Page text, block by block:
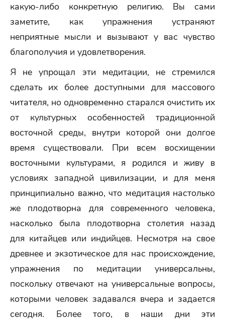
какую-либо конкретную религию. Вы сами
заметите, как упражнения устраняют
неприятные мысли и вызывают у вас чувство
благополучия и удовлетворения.
Я не упрощал эти медитации, не стремился
сделать их более доступными для массового
читателя, но одновременно старался очистить их
от культурных особенностей традиционной
восточной среды, внутри которой они долгое
время существовали. При всем восхищении
восточными культурами, я родился и живу в
условиях западной цивилизации, и для меня
принципиально важно, что медитация настолько
же плодотворна для современного человека,
насколько была плодотворна столетия назад
для китайцев или индийцев. Несмотря на свое
древнее и экзотическое для нас происхождение,
упражнения по медитации универсальны,
поскольку отвечают на универсальные вопросы,
которыми человек задавался вчера и задается
сегодня. Более того, в наши дни эти